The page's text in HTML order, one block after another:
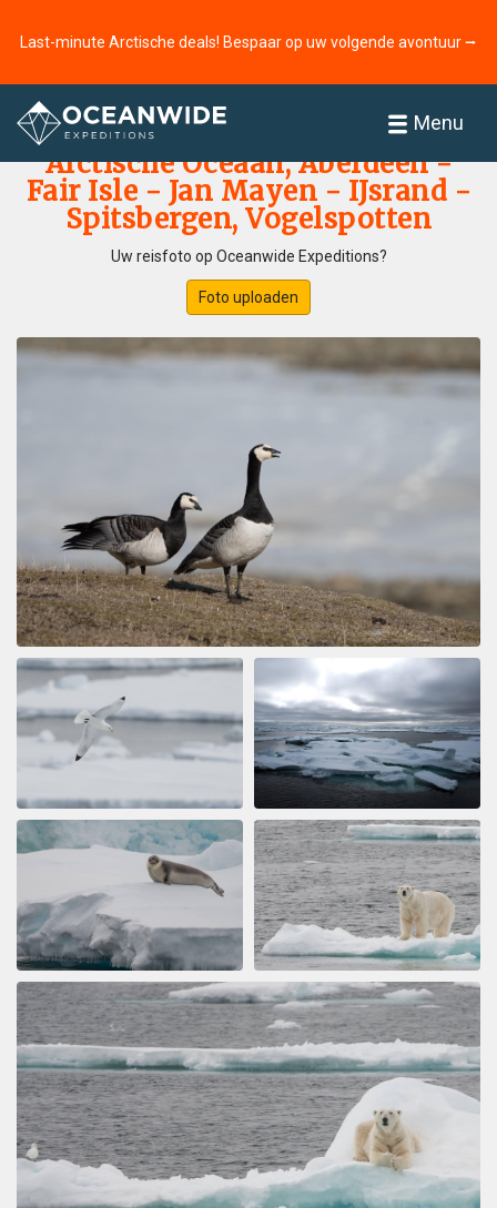
Last-minute Arctische deals! Bespaar op uw volgende avontuur ⭢
Menu
Home
Arctische Oceaan, Aberdeen -
Fair Isle - Jan Mayen - IJsrand -
Spitsbergen, Vogelspotten
Uw reisfoto op Oceanwide Expeditions?
Foto uploaden